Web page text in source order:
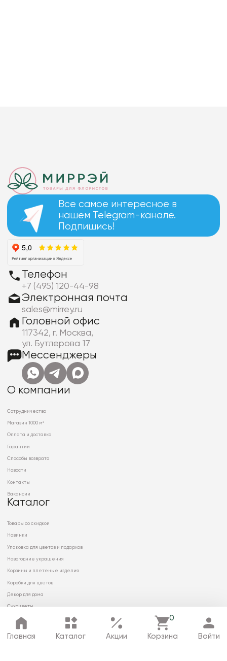
Главная Каталог Акции
0
Корзина Войти
Все самое интересное в
нашем Telegram-канале.
Подпишись!
Телефон
+7 (495) 120-44-98
Электронная почта
sales@mirrey.ru
Головной офис
117342, г. Москва,
ул. Бутлерова 17
Мессенджеры
О компании
Сотрудничество
Магазин 1000 м²
Оплата и доставка
Гарантии
Способы возврата
Новости
Контакты
Вакансии
Каталог
Товары со скидкой
Новинки
Упаковка для цветов и подарков
Новогодние украшения
Корзины и плетеные изделия
Коробки для цветов
Декор для дома
Сухоцветы
© 2026 ООО «МИРРЭЙ»